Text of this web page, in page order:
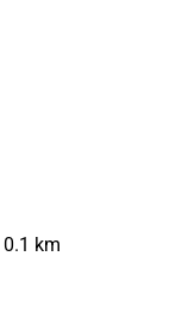
0.1 km